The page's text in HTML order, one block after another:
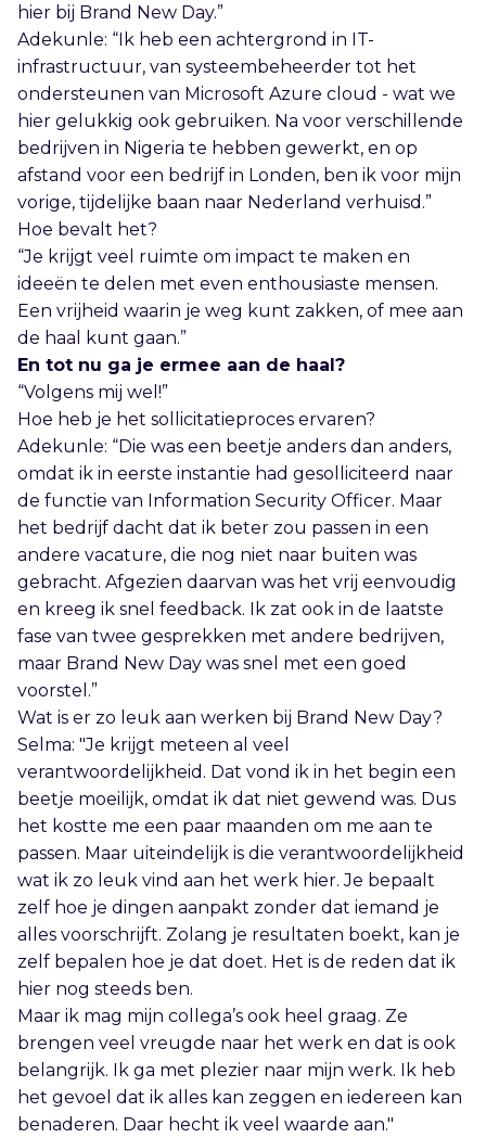
hier bij Brand New Day.”
Adekunle: “Ik heb een achtergrond in IT-
infrastructuur, van systeembeheerder tot het
ondersteunen van Microsoft Azure cloud - wat we
hier gelukkig ook gebruiken. Na voor verschillende
bedrijven in Nigeria te hebben gewerkt, en op
afstand voor een bedrijf in Londen, ben ik voor mijn
vorige, tijdelijke baan naar Nederland verhuisd.”
Hoe bevalt het?
“Je krijgt veel ruimte om impact te maken en
ideeën te delen met even enthousiaste mensen.
Een vrijheid waarin je weg kunt zakken, of mee aan
de haal kunt gaan.”
En tot nu ga je ermee aan de haal?
“Volgens mij wel!”
Hoe heb je het sollicitatieproces ervaren?
Adekunle: “Die was een beetje anders dan anders,
omdat ik in eerste instantie had gesolliciteerd naar
de functie van Information Security Officer. Maar
het bedrijf dacht dat ik beter zou passen in een
andere vacature, die nog niet naar buiten was
gebracht. Afgezien daarvan was het vrij eenvoudig
en kreeg ik snel feedback. Ik zat ook in de laatste
fase van twee gesprekken met andere bedrijven,
maar Brand New Day was snel met een goed
voorstel.”
Wat is er zo leuk aan werken bij Brand New Day?
Selma: "Je krijgt meteen al veel
verantwoordelijkheid. Dat vond ik in het begin een
beetje moeilijk, omdat ik dat niet gewend was. Dus
het kostte me een paar maanden om me aan te
passen. Maar uiteindelijk is die verantwoordelijkheid
wat ik zo leuk vind aan het werk hier. Je bepaalt
zelf hoe je dingen aanpakt zonder dat iemand je
alles voorschrijft. Zolang je resultaten boekt, kan je
zelf bepalen hoe je dat doet. Het is de reden dat ik
hier nog steeds ben.
Maar ik mag mijn collega’s ook heel graag. Ze
brengen veel vreugde naar het werk en dat is ook
belangrijk. Ik ga met plezier naar mijn werk. Ik heb
het gevoel dat ik alles kan zeggen en iedereen kan
benaderen. Daar hecht ik veel waarde aan."